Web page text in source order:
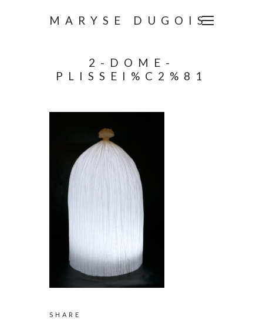
MARYSE DUGOIS
2-DOME-
PLISSEI%C2%81
SHARE